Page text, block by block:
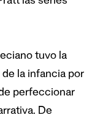
tuvo la
la infancia por
perfeccionar
De